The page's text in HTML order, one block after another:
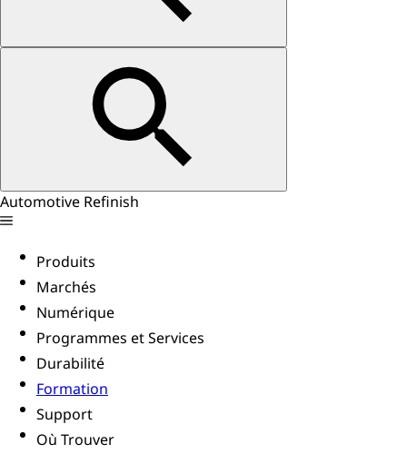
Automotive Refinish
Produits
Marchés
Numérique
Programmes et Services
Durabilité
Formation
Support
Où Trouver